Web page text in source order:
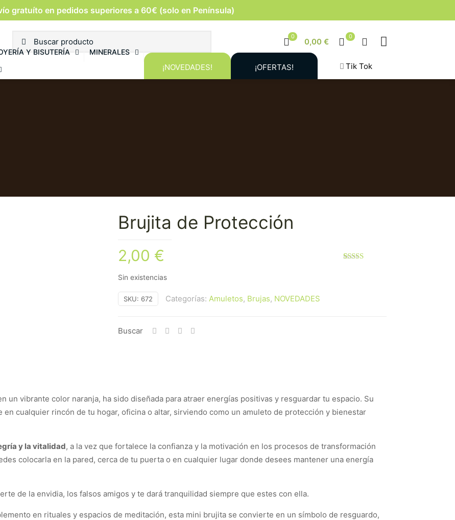
gratuíto en pedidos superiores a 60€ (solo en Península)
0
0,00 €
0
Y BISUTERÍA
MINERALES
¡NOVEDADES! ¡OFERTAS! Tik Tok
Brujita de Protección
2,00 €
Sin existencias
SKU: 672 Categorías: Amuletos, Brujas, NOVEDADES
Buscar
un vibrante color naranja, ha sido diseñada para atraer energías positivas y resguardar tu espacio. Su
en cualquier rincón de tu hogar, oficina o altar, sirviendo como un amuleto de protección y bienestar
y la vitalidad, a la vez que fortalece la confianza y la motivación en los procesos de transformación
colocarla en la pared, cerca de tu puerta o en cualquier lugar donde desees mantener una energía
de la envidia, los falsos amigos y te dará tranquilidad siempre que estes con ella.
en rituales y espacios de meditación, esta mini brujita se convierte en un símbolo de resguardo,